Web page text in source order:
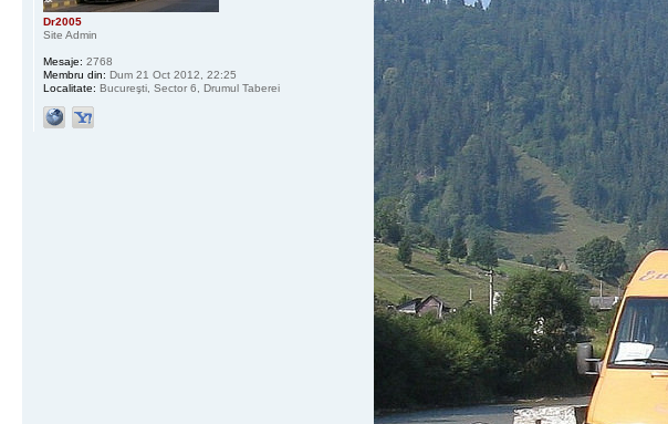
Dr2005
Site Admin
Mesaje: 2768
Membru din: Dum 21 Oct 2012, 22:25
Localitate: Bucureşti, Sector 6, Drumul Taberei